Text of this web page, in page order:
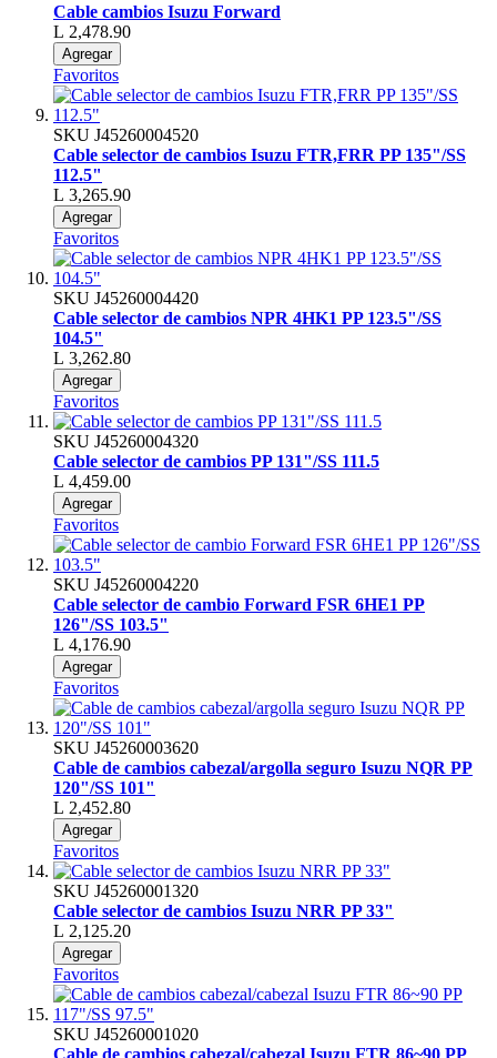
Cable cambios Isuzu Forward
L 2,478.90
Agregar
Favoritos
SKU J45260004520
Cable selector de cambios Isuzu FTR,FRR PP 135"/SS
112.5"
L 3,265.90
Agregar
Favoritos
SKU J45260004420
Cable selector de cambios NPR 4HK1 PP 123.5"/SS
104.5"
L 3,262.80
Agregar
Favoritos
SKU J45260004320
Cable selector de cambios PP 131"/SS 111.5
L 4,459.00
Agregar
Favoritos
SKU J45260004220
Cable selector de cambio Forward FSR 6HE1 PP
126"/SS 103.5"
L 4,176.90
Agregar
Favoritos
SKU J45260003620
Cable de cambios cabezal/argolla seguro Isuzu NQR PP
120"/SS 101"
L 2,452.80
Agregar
Favoritos
SKU J45260001320
Cable selector de cambios Isuzu NRR PP 33"
L 2,125.20
Agregar
Favoritos
SKU J45260001020
Cable de cambios cabezal/cabezal Isuzu FTR 86~90 PP